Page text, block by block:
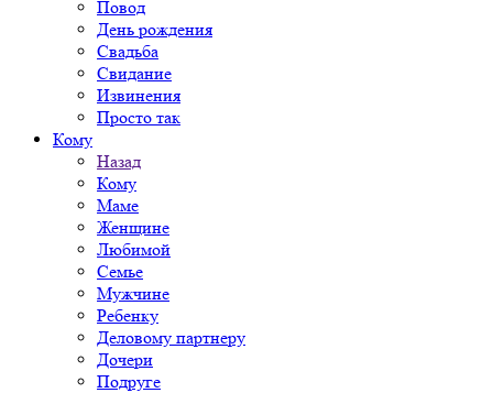
Повод
День рождения
Свадьба
Свидание
Извинения
Просто так
Кому
Назад
Кому
Маме
Женщине
Любимой
Семье
Мужчине
Ребенку
Деловому партнеру
Дочери
Подруге